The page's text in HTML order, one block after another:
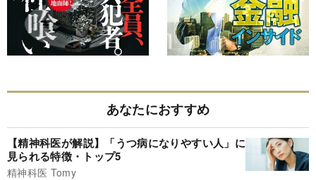
あなたにおすすめ
【精神科医が解説】「うつ病になりやすい人」に
見られる特徴・トップ5
精神科医 Tomy